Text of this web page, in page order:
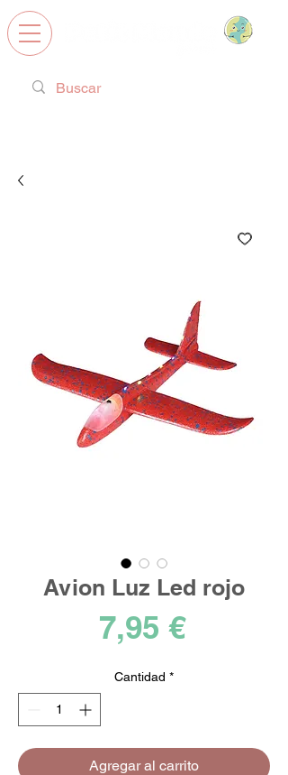
Avion Luz Led rojo
7,95 €Precio
Cantidad *
Agregar al carrito